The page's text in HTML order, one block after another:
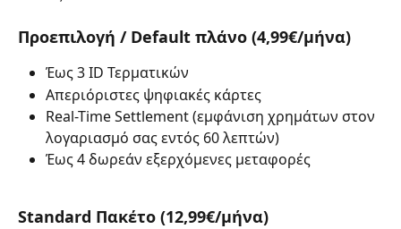
Προεπιλογή / Default πλάνο (4,99€/μήνα)
Έως 3 ID Τερματικών
Απεριόριστες ψηφιακές κάρτες
Real-Time Settlement (εμφάνιση χρημάτων στον
λογαριασμό σας εντός 60 λεπτών)
Έως 4 δωρεάν εξερχόμενες μεταφορές
Standard Πακέτο (12,99€/μήνα)